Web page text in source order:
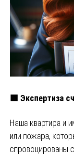
🟩 Экспертиза
Наша квартира и
или пожара,
спровоцированы